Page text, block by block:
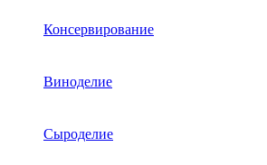
Консервирование
Виноделие
Сыроделие